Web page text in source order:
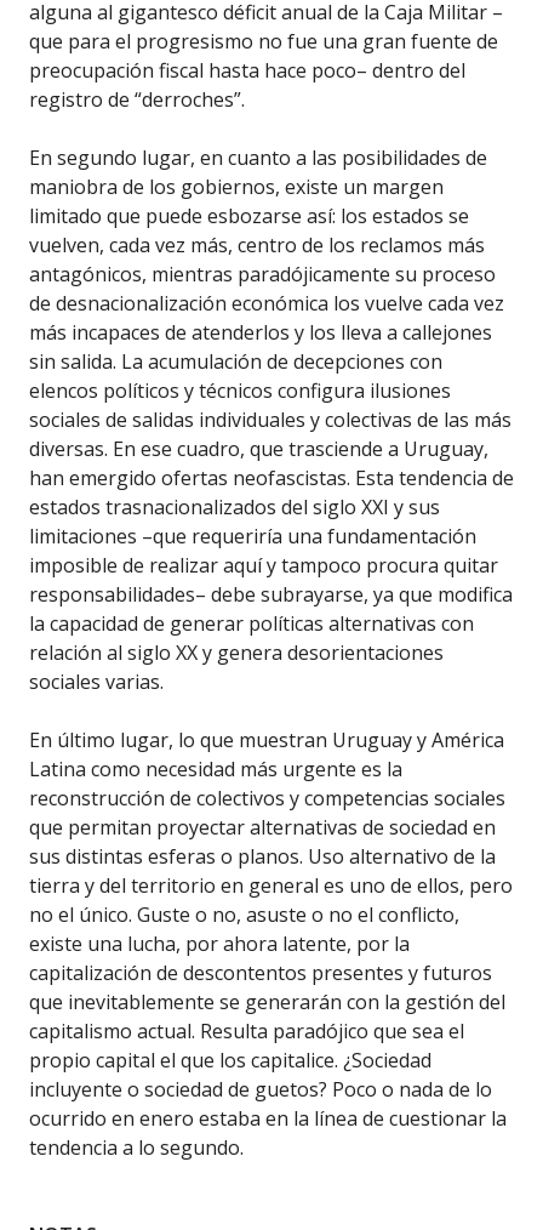
alguna al gigantesco déficit anual de la Caja Militar –
que para el progresismo no fue una gran fuente de
preocupación fiscal hasta hace poco– dentro del
registro de “derroches”.
En segundo lugar, en cuanto a las posibilidades de
maniobra de los gobiernos, existe un margen
limitado que puede esbozarse así: los estados se
vuelven, cada vez más, centro de los reclamos más
antagónicos, mientras paradójicamente su proceso
de desnacionalización económica los vuelve cada vez
más incapaces de atenderlos y los lleva a callejones
sin salida. La acumulación de decepciones con
elencos políticos y técnicos configura ilusiones
sociales de salidas individuales y colectivas de las más
diversas. En ese cuadro, que trasciende a Uruguay,
han emergido ofertas neofascistas. Esta tendencia de
estados trasnacionalizados del siglo XXI y sus
limitaciones –que requeriría una fundamentación
imposible de realizar aquí y tampoco procura quitar
responsabilidades– debe subrayarse, ya que modifica
la capacidad de generar políticas alternativas con
relación al siglo XX y genera desorientaciones
sociales varias.
En último lugar, lo que muestran Uruguay y América
Latina como necesidad más urgente es la
reconstrucción de colectivos y competencias sociales
que permitan proyectar alternativas de sociedad en
sus distintas esferas o planos. Uso alternativo de la
tierra y del territorio en general es uno de ellos, pero
no el único. Guste o no, asuste o no el conflicto,
existe una lucha, por ahora latente, por la
capitalización de descontentos presentes y futuros
que inevitablemente se generarán con la gestión del
capitalismo actual. Resulta paradójico que sea el
propio capital el que los capitalice. ¿Sociedad
incluyente o sociedad de guetos? Poco o nada de lo
ocurrido en enero estaba en la línea de cuestionar la
tendencia a lo segundo.